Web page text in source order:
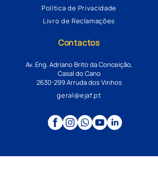
Política de Privacidade
Livro de Reclamações
Contactos
Av. Eng. Adriano Brito da Conceição,
Casal do Cano
2630-299Arruda dos Vinhos
geral@ejaf.pt